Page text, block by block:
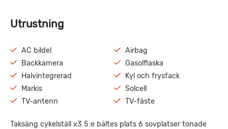
Utrustning
AC bildel
Airbag
Backkamera
Gasolflaska
Halvintegrerad
Kyl och frysfack
Markis
Solcell
TV-antenn
TV-fäste
Taksäng cykelställ x3 5:e bältes plats 6 sovplatser tonade